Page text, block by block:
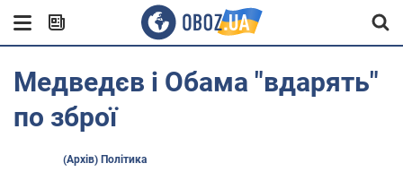
Медведєв і Обама "вдарять"
по зброї
(Архів) Політика